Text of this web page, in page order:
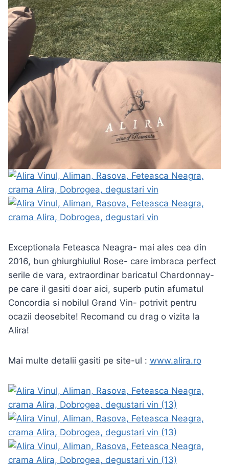
Exceptionala Feteasca Neagra- mai ales cea din
2016, bun ghiurghiuliul Rose- care imbraca perfect
serile de vara, extraordinar baricatul Chardonnay-
pe care il gasiti doar aici, superb putin afumatul
Concordia si nobilul Grand Vin- potrivit pentru
ocazii deosebite! Recomand cu drag o vizita la
Alira!
Mai multe detalii gasiti pe site-ul : www.alira.ro